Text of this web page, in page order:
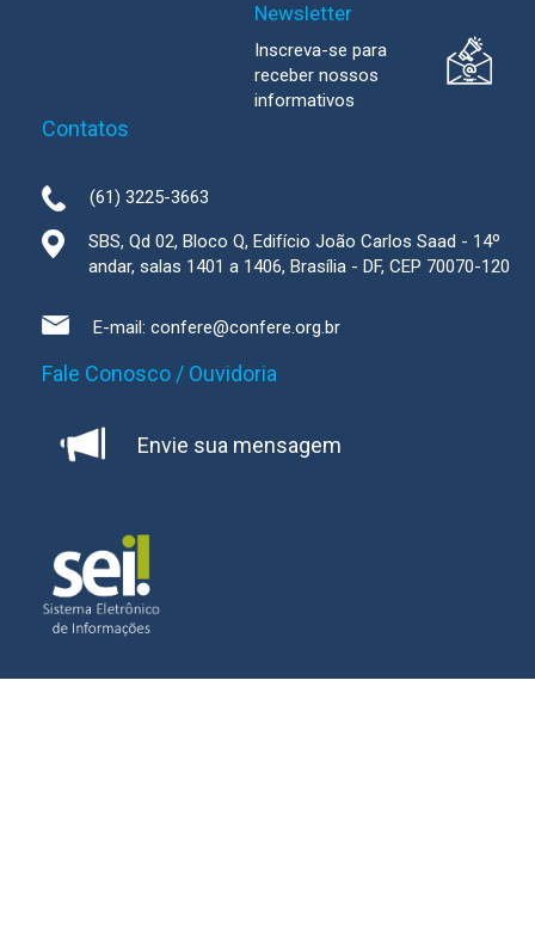
Newsletter
Inscreva-se para
receber nossos
informativos
Contatos
(61) 3225-3663
SBS, Qd 02, Bloco Q, Edifício João Carlos Saad - 14º
andar, salas 1401 a 1406, Brasília - DF, CEP 70070-120
E-mail: confere@confere.org.br
Fale Conosco / Ouvidoria
Envie sua mensagem